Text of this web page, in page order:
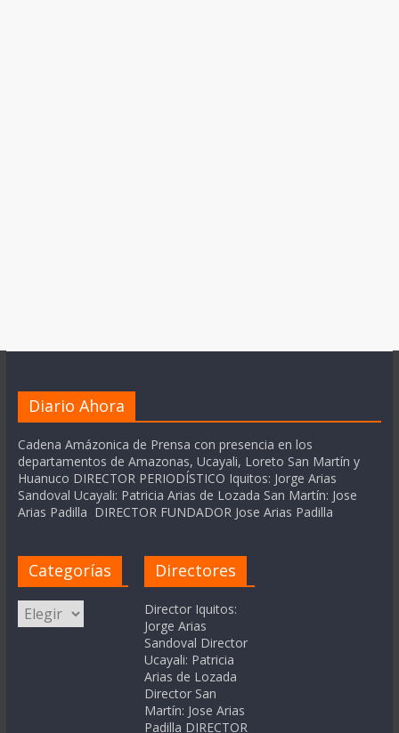
Diario Ahora
Cadena Amázonica de Prensa con presencia en los
departamentos de Amazonas, Ucayali, Loreto San Martín y
Huanuco DIRECTOR PERIODÍSTICO Iquitos: Jorge Arias
Sandoval Ucayali: Patricia Arias de Lozada San Martín: Jose
Arias Padilla DIRECTOR FUNDADOR Jose Arias Padilla
Categorías
Categorías
Directores
Director Iquitos:
Jorge Arias
Sandoval Director
Ucayali: Patricia
Arias de Lozada
Director San
Martín: Jose Arias
Padilla DIRECTOR